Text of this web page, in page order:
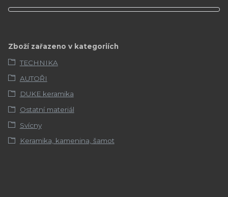
Zboží zařazeno v kategoriích
TECHNIKA
AUTOŘI
DUKE keramika
Ostatní materiál
Svícny
Keramika, kamenina, šamot